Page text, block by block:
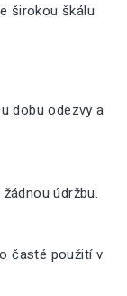
širokou škálu
dobu odezvy a
údržbu.
časté použití v